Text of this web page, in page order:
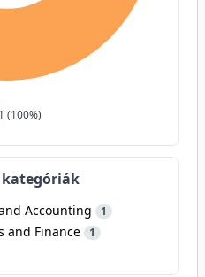
1 (100%)
kategóriák
Accounting 1
and Finance 1